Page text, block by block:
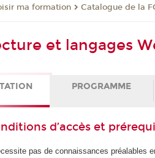
ma formation Catalogue de la
et langages
PROGRAMME
d’accès et
pas de connaissances préalables